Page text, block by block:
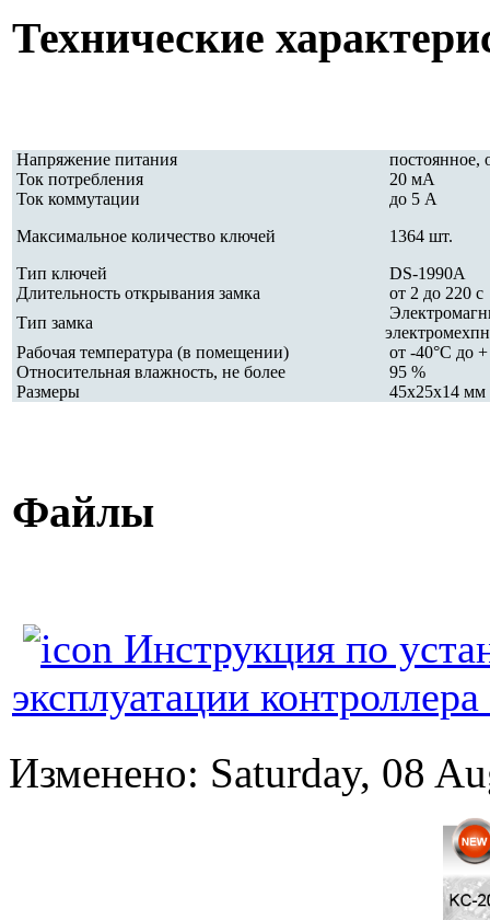
Технические
Напряжение питания
постоянное,
Ток потребления
20 мА
Ток коммутации
до 5 А
Максимальное количество ключей
1364 шт.
Тип ключей
DS-1990A
Длительность открывания замка
от 2 до 220 с
Тип замка
Рабочая температура (в помещении)
от -40°С до
Относительная влажность, не более
95 %
Размеры
45х25х14 мм
Файлы
Инструкция по
эксплуатации
Изменено: Saturday, 08